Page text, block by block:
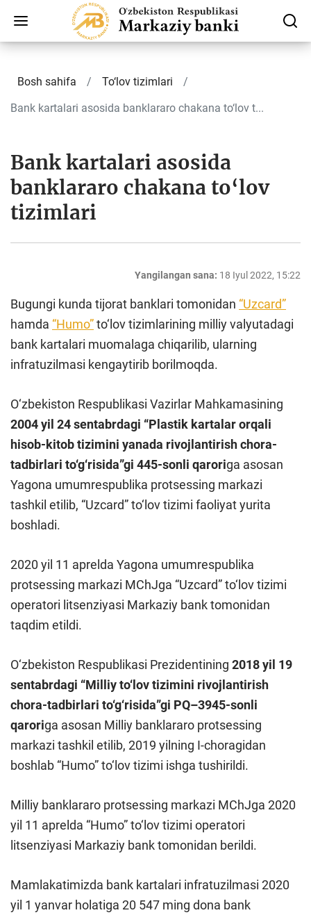
Bosh sahifa
To‘lov tizimlari
Bank kartalari asosida banklararo chakana to‘lov t...
Bank kartalari asosida
banklararo chakana to‘lov
tizimlari
Yangilangan sana: 18 Iyul 2022, 15:22
Bugungi kunda tijorat banklari tomonidan “Uzcard”
hamda “Humo”to‘lov tizimlarining milliy valyutadagi
bank kartalari muomalaga chiqarilib, ularning
infratuzilmasi kengaytirib borilmoqda.
O‘zbekiston Respublikasi Vazirlar Mahkamasining
2004 yil 24 sentabrdagi “Plastik kartalar orqali
hisob-kitob tizimini yanada rivojlantirish chora-
tadbirlari to‘g‘risida”gi 445-sonli qaroriga asosan
Yagona umumrespublika protsessing markazi
tashkil etilib, “Uzcard” to‘lov tizimi faoliyat yurita
boshladi.
2020 yil 11 aprelda Yagona umumrespublika
protsessing markazi MChJga “Uzcard” to‘lov tizimi
operatori litsenziyasi Markaziy bank tomonidan
taqdim etildi.
O‘zbekiston Respublikasi Prezidentining 2018 yil 19
sentabrdagi “Milliy to‘lov tizimini rivojlantirish
chora-tadbirlari to‘g‘risida”gi PQ–3945-sonli
qaroriga asosan Milliy banklararo protsessing
markazi tashkil etilib, 2019 yilning I-choragidan
boshlab “Humo” to‘lov tizimi ishga tushirildi.
Milliy banklararo protsessing markazi MChJga 2020
yil 11 aprelda “Humo” to‘lov tizimi operatori
litsenziyasi Markaziy bank tomonidan berildi.
Mamlakatimizda bank kartalari infratuzilmasi 2020
yil 1 yanvar holatiga 20 547 ming dona bank